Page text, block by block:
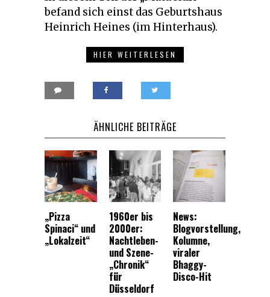
befand sich einst das Geburtshaus
Heinrich Heines (im Hinterhaus).
HIER WEITERLESEN
ÄHNLICHE BEITRÄGE
„Pizza
Spinaci“ und
„Lokalzeit“
1960er bis
2000er:
Nachtleben-
und Szene-
„Chronik“
für
Düsseldorf
News:
Blogvorstellung,
Kolumne,
viraler
Bhaggy-
Disco-Hit